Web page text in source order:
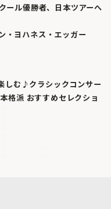
ール優勝者、日本ツアーへ
・ヨハネス・エッガー
しむ♪クラシックコンサー
格派 おすすめセレクショ